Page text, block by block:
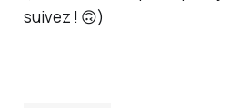
suivez ! 🙃)